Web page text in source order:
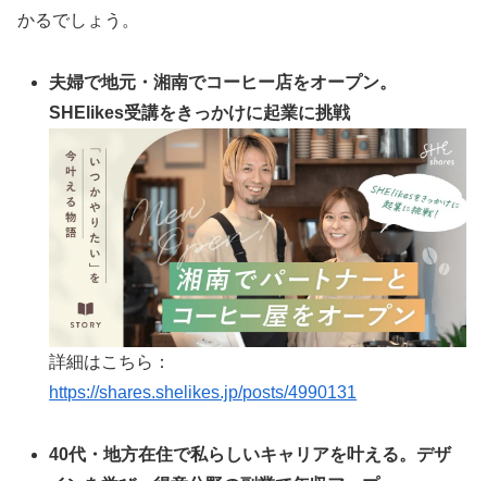
かるでしょう。
夫婦で地元・湘南でコーヒー店をオープン。
SHElikes受講をきっかけに起業に挑戦
詳細はこちら：
https://shares.shelikes.jp/posts/4990131
40代・地方在住で私らしいキャリアを叶える。デザ